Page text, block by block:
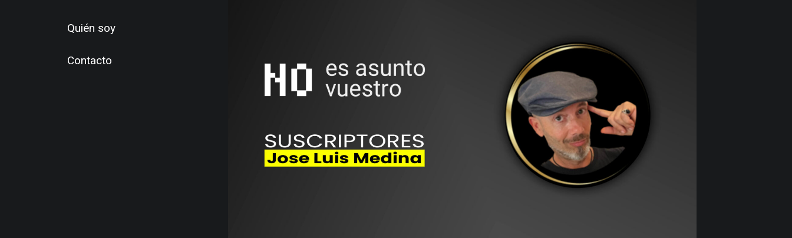
Quién soy
Contacto